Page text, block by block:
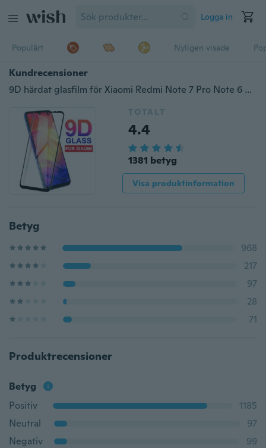
Logga in
Populärt Nyligen visade
Kundrecensioner
9D härdat glasfilm för Xiaomi Redmi Note 7 Pro Note 6 Pro 6A S2 GO 9H Skyddsfilm med full täckning för Xiaomi Mi 9 8 Lite A2 Lite Pocophone F1
TOTALT
4.4
1381 betyg
Visa produktinformation
Betyg
968
217
97
28
71
Produktrecensioner
Betyg
Positiv
1185
Neutral
97
Negativ
99